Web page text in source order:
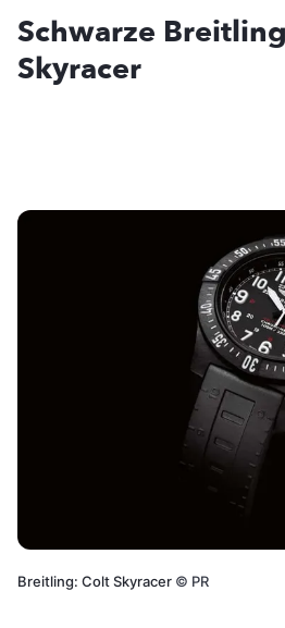
Schwarze
Skyracer
Breitling: Colt Skyracer © PR